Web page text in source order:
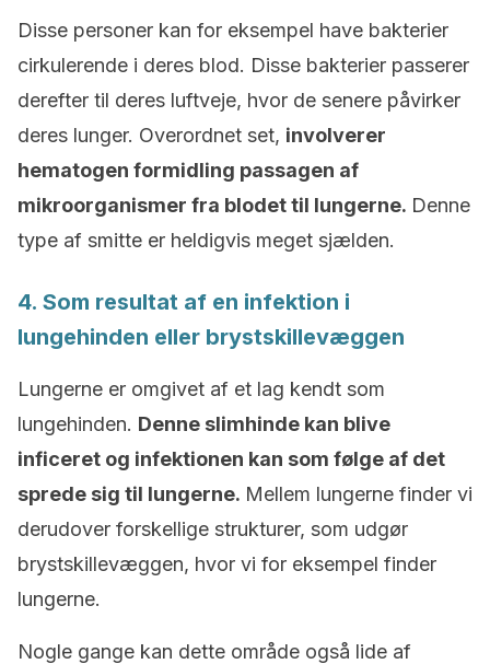
Disse personer kan for eksempel have bakterier
cirkulerende i deres blod. Disse bakterier passerer
derefter til deres luftveje, hvor de senere påvirker
deres lunger. Overordnet set, involverer
hematogen formidling passagen af
mikroorganismer fra blodet til lungerne. Denne
type af smitte er heldigvis meget sjælden.
4. Som resultat af en infektion i
lungehinden eller brystskillevæggen
Lungerne er omgivet af et lag kendt som
lungehinden. Denne slimhinde kan blive
inficeret og infektionen kan som følge af det
sprede sig til lungerne. Mellem lungerne finder vi
derudover forskellige strukturer, som udgør
brystskillevæggen, hvor vi for eksempel finder
lungerne.
Nogle gange kan dette område også lide af